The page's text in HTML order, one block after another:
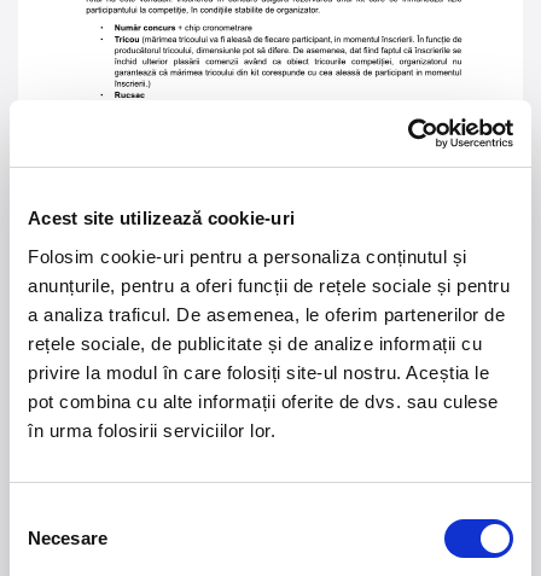
Acest site utilizează cookie-uri
Folosim cookie-uri pentru a personaliza conținutul și
anunțurile, pentru a oferi funcții de rețele sociale și pentru
a analiza traficul. De asemenea, le oferim partenerilor de
rețele sociale, de publicitate și de analize informații cu
privire la modul în care folosiți site-ul nostru. Aceștia le
pot combina cu alte informații oferite de dvs. sau culese
în urma folosirii serviciilor lor.
consimțământului
Necesare